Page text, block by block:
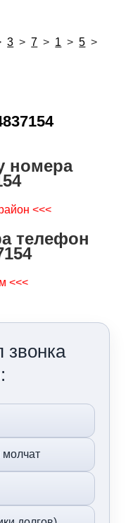
3 > 7 > 1 > 5 >
номера
<<<
телефон
<<<
звонка